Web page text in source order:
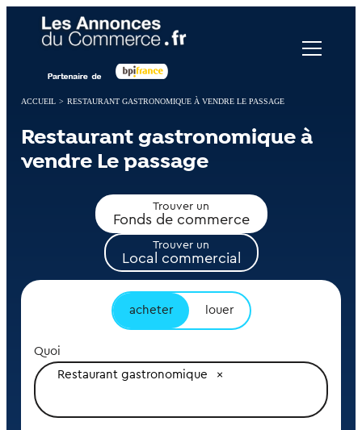
ACCUEIL > RESTAURANT GASTRONOMIQUE À VENDRE LE PASSAGE
Restaurant gastronomique à
vendre Le passage
Trouver un
Fonds de commerce
Trouver un
Local commercial
acheter louer
Quoi
Restaurant gastronomique
Panneau de gestion des cookies